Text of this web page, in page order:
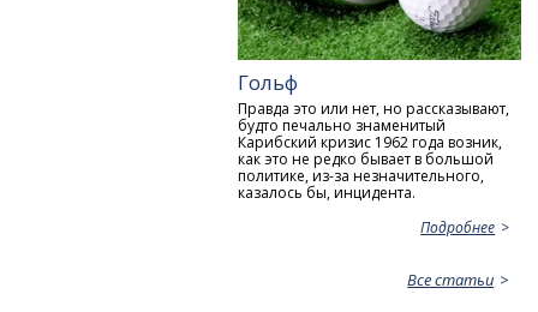
Гольф
Правда это или нет, но рассказывают,
будто печально знаменитый
Карибский кризис 1962 года возник,
как это не редко бывает в большой
политике, из-за незначительного,
казалось бы, инцидента.
Подробнее
Все статьи